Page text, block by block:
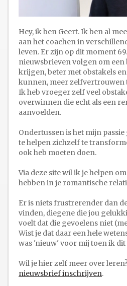
Hey, ik ben Geert. Ik ben al
aan het coachen in
leven. Er zijn op dit moment
nieuwsbrieven volgen om een
krijgen, beter met obstakels
kunnen, meer
Ik heb vroeger zelf veel
overwinnen die echt als een
aanvoelden.
Ondertussen is het mijn
te helpen zichzelf te
ook heb moeten doen.
Via deze site wil ik je helpen
hebben in je romantische
Er is niets frustrerender dan
vinden, diegene die jou
voelt dat die gevoelens niet
Wist je dat daar een hele
was 'nieuw' voor mij toen ik dit
Wil je hier zelf meer over
nieuwsbrief inschrijven.